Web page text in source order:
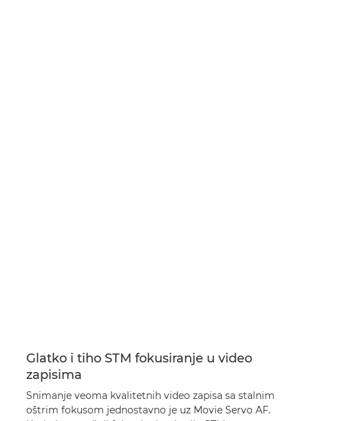
Glatko i tiho STM fokusiranje u video
zapisima
Snimanje veoma kvalitetnih video zapisa sa stalnim
oštrim fokusom jednostavno je uz Movie Servo AF.